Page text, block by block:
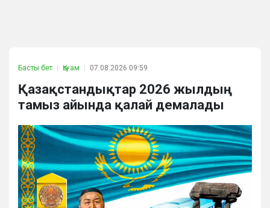
Басты бет Қоғам 07.08.2026 09:59
Қазақстандықтар 2026 жылдың
тамыз айында қалай демалады